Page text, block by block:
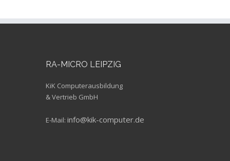
RA-MICRO LEIPZIG
KiK Computerausbildung
& Vertrieb GmbH
E-Mail: info@kik-computer.de